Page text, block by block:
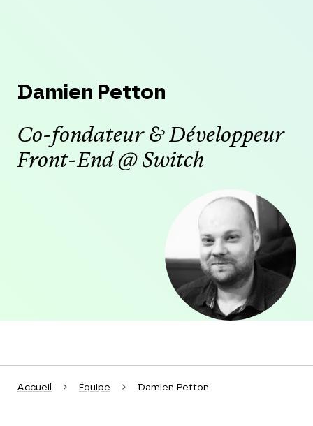
Damien Petton
Co-fondateur & Développeur
Front-End @ Switch
Agrandir
Accueil Équipe Damien Petton